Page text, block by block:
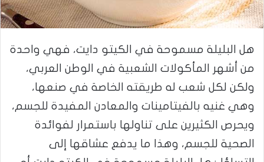
هل البليلة مسموحة في الكيتو دايت، فهي واحدة
من أشهر المأكولات الشعبية في الوطن العربي،
ولكن لكل شعب له طريقته الخاصة في صنعها،
وهي غنيه بالفيتامينات والمعادن المفيدة للجسم،
ويحرص الكثيرين على تناولها باستمرار لفوائدة
الصحية للجسم، وهذا ما يدفع عشاقها إلى